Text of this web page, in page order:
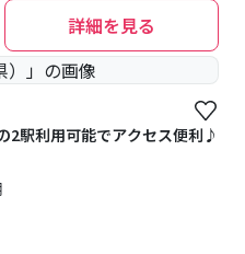
詳細を見る
2駅利用可能でアクセス便利♪